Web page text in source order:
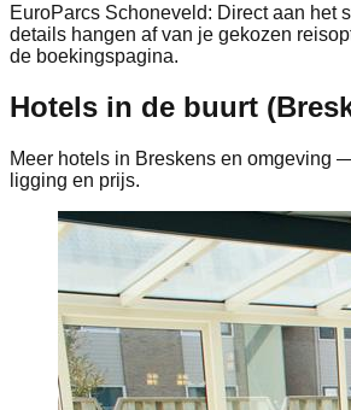
EuroParcs Schoneveld: Direct aan het
details hangen af van je gekozen
de boekingspagina.
Hotels in de buurt
Meer hotels in Breskens en omgeving
ligging en prijs.